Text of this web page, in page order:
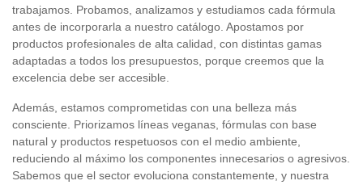
trabajamos. Probamos, analizamos y estudiamos cada fórmula
antes de incorporarla a nuestro catálogo. Apostamos por
productos profesionales de alta calidad, con distintas gamas
adaptadas a todos los presupuestos, porque creemos que la
excelencia debe ser accesible.
Además, estamos comprometidas con una belleza más
consciente. Priorizamos líneas veganas, fórmulas con base
natural y productos respetuosos con el medio ambiente,
reduciendo al máximo los componentes innecesarios o agresivos.
Sabemos que el sector evoluciona constantemente, y nuestra